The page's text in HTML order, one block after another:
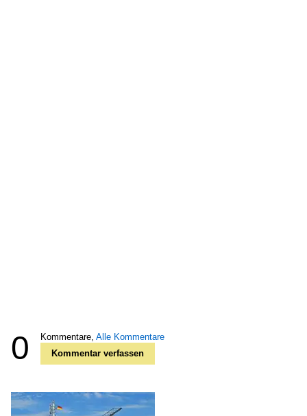
0 Kommentare, Alle Kommentare
Kommentar verfassen